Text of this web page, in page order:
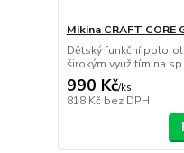
Mikina CRAFT CORE
Dětský funkční
širokým využitím na
990 Kč/ks
818 Kč bez DPH